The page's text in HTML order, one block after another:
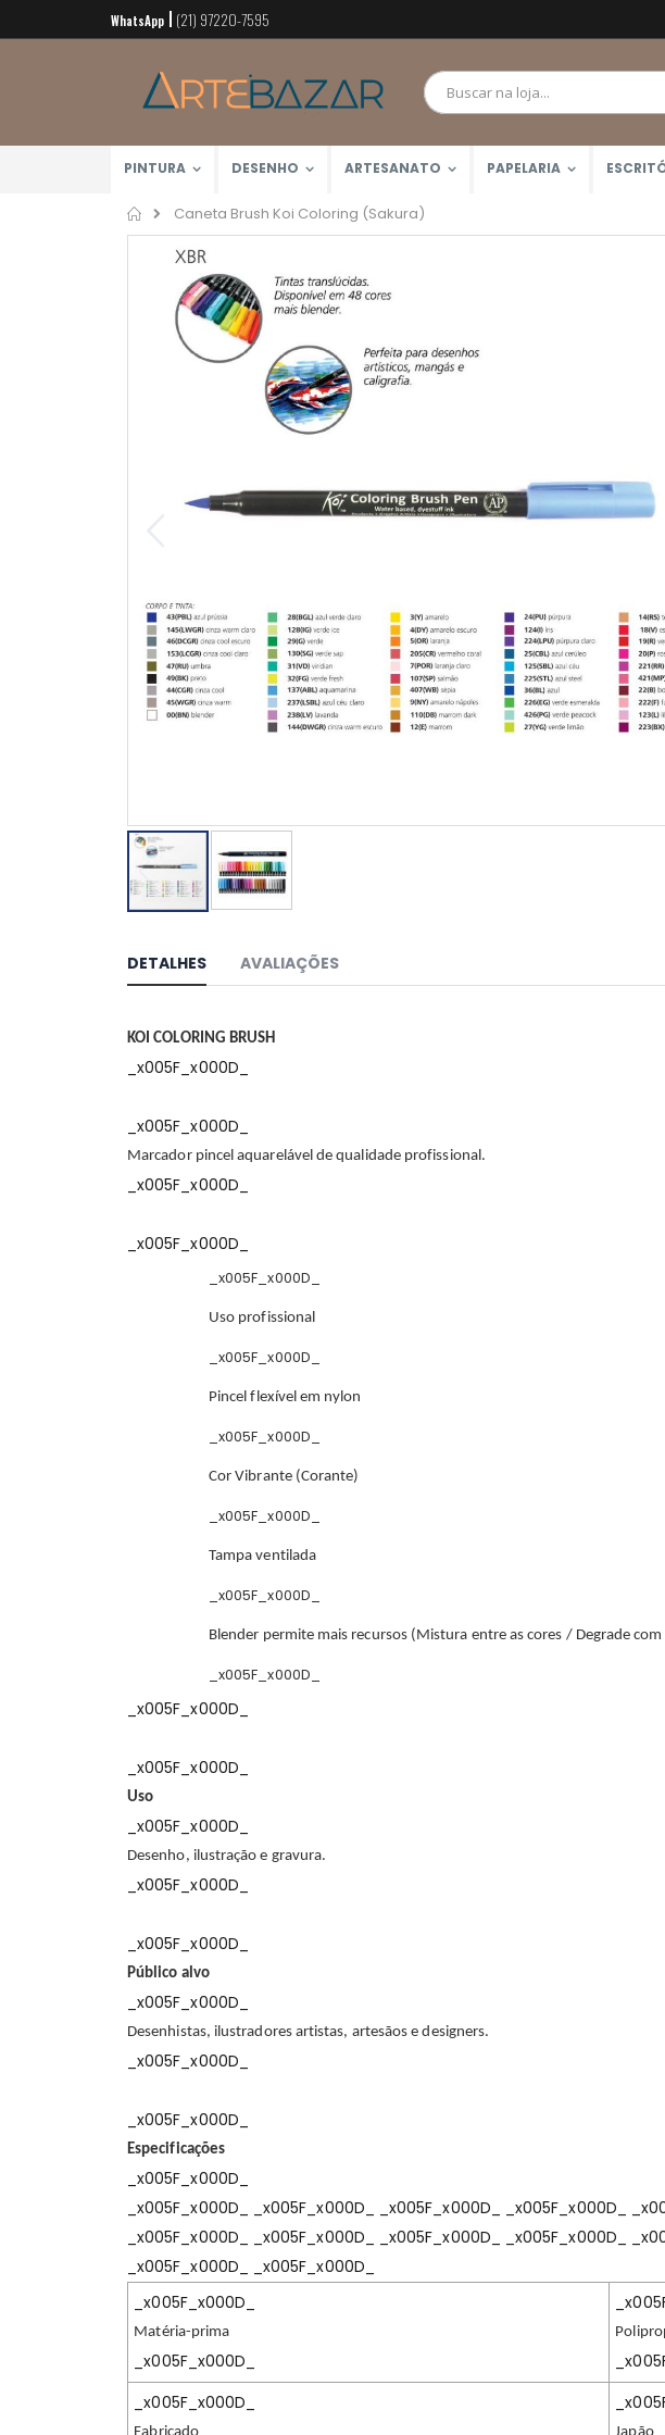
Pular
para
conteúdo
WhatsApp (21) 97220-7595
PINTURA DESENHO ARTESANATO PAPELARIA
Home
Caneta Brush Koi Coloring (Sakura)
Pular
Galeria
o
início
de
imagens
DETALHES
KOI COLORING BRUSH
_x005F_x000D_
_x005F_x000D_
Marcador pincel aquarelável de qualidade profissional.
_x005F_x000D_
_x005F_x000D_
_x005F_x000D_
Uso profissional
_x005F_x000D_
Pincel flexível em nylon
_x005F_x000D_
Cor Vibrante (Corante)
_x005F_x000D_
Tampa ventilada
_x005F_x000D_
Blender permite mais recursos (Mistura entre as cores / Degrade
_x005F_x000D_
_x005F_x000D_
_x005F_x000D_
Uso
_x005F_x000D_
Desenho, ilustração e gravura.
_x005F_x000D_
_x005F_x000D_
Público alvo
_x005F_x000D_
Desenhistas, ilustradores artistas, artesãos e designers.
_x005F_x000D_
_x005F_x000D_
Especificações
_x005F_x000D_
_x005F_x000D_ _x005F_x000D_ _x005F_x000D_ _x005F_x000D_
_x005F_x000D_ _x005F_x000D_ _x005F_x000D_ _x005F_x000D_
_x005F_x000D_ _x005F_x000D_
_x005F_x000D_
Matéria-prima
_x005F_x000D_
_x005F_x000D_
AVALIAÇÕES